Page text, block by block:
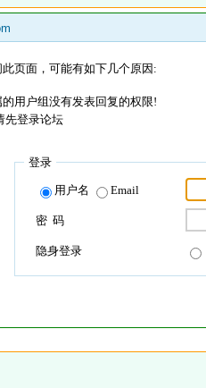
页面，可能有如下几个原因:
用户组没有发表回复的权限!
先登录论坛
登录
用户名 Email
密 码
隐身登录